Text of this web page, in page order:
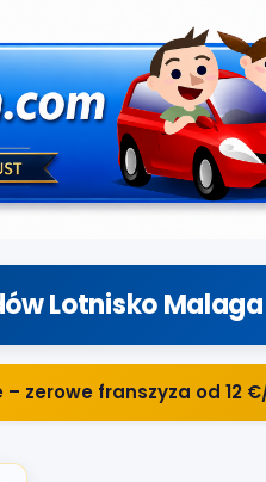
Lotnisko Malaga
zerowe franszyza od 12